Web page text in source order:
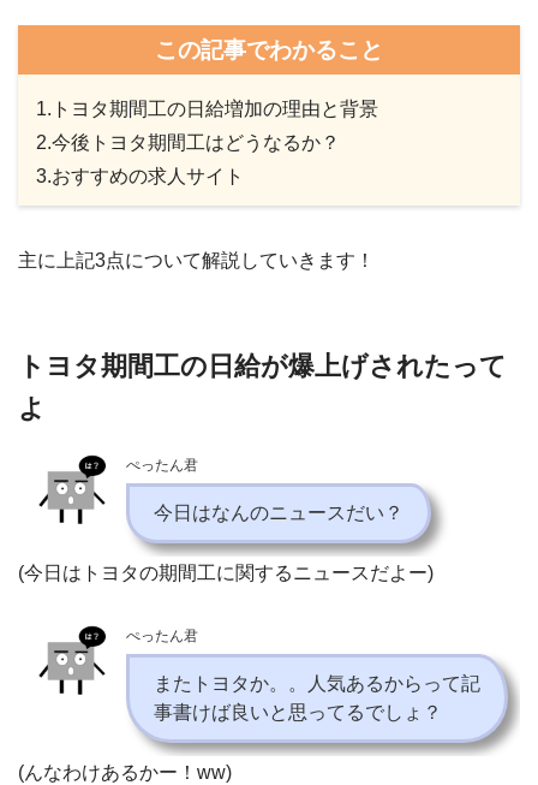
この記事でわかること
1.トヨタ期間工の日給増加の理由と背景
2.今後トヨタ期間工はどうなるか？
3.おすすめの求人サイト
主に上記3点について解説していきます！
トヨタ期間工の日給が爆上げされたって
よ
ぺったん君
今日はなんのニュースだい？
(今日はトヨタの期間工に関するニュースだよー)
ぺったん君
またトヨタか。。人気あるからって記
事書けば良いと思ってるでしょ？
(んなわけあるかー！ww)